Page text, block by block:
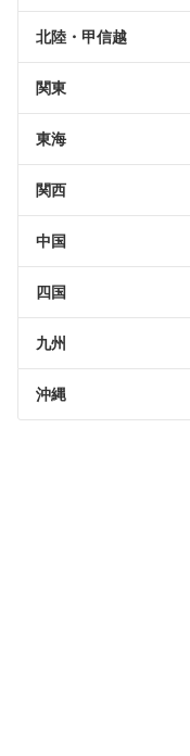
北陸・甲信越
関東
東海
関西
中国
四国
九州
沖縄